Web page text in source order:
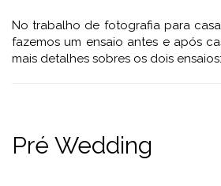
No trabalho de fotografia para
fazemos um ensaio antes e após
mais detalhes sobres os dois ensaios:
Pré Wedding